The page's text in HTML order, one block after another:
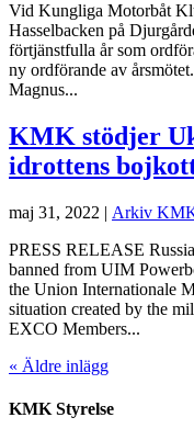
Vid Kungliga Motorbåt
Hasselbacken på
förtjänstfulla år som
ny ordförande av
Magnus...
KMK stödjer
idrottens
maj 31, 2022 | Arkiv
PRESS RELEASE
banned from UIM
the Union Internationale
situation created by the
EXCO Members...
« Äldre inlägg
KMK Styrelse